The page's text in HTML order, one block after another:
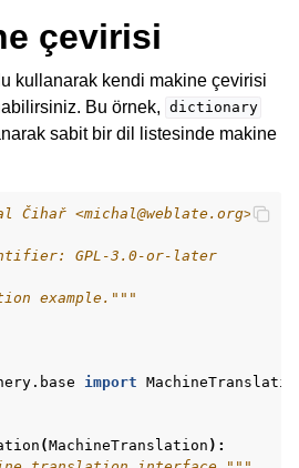
çevirisi
kullanarak kendi makine çevirisi
Bu örnek, dictionary
sabit bir dil listesinde makine
Čihař <michal@weblate.org>
GPL-3.0-or-later
example."""
import
(MachineTranslation ):